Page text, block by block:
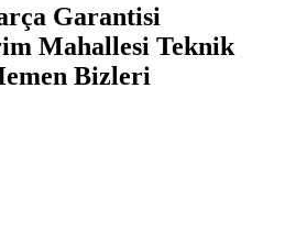
Garantisi
Mahallesi Teknik
Bizleri